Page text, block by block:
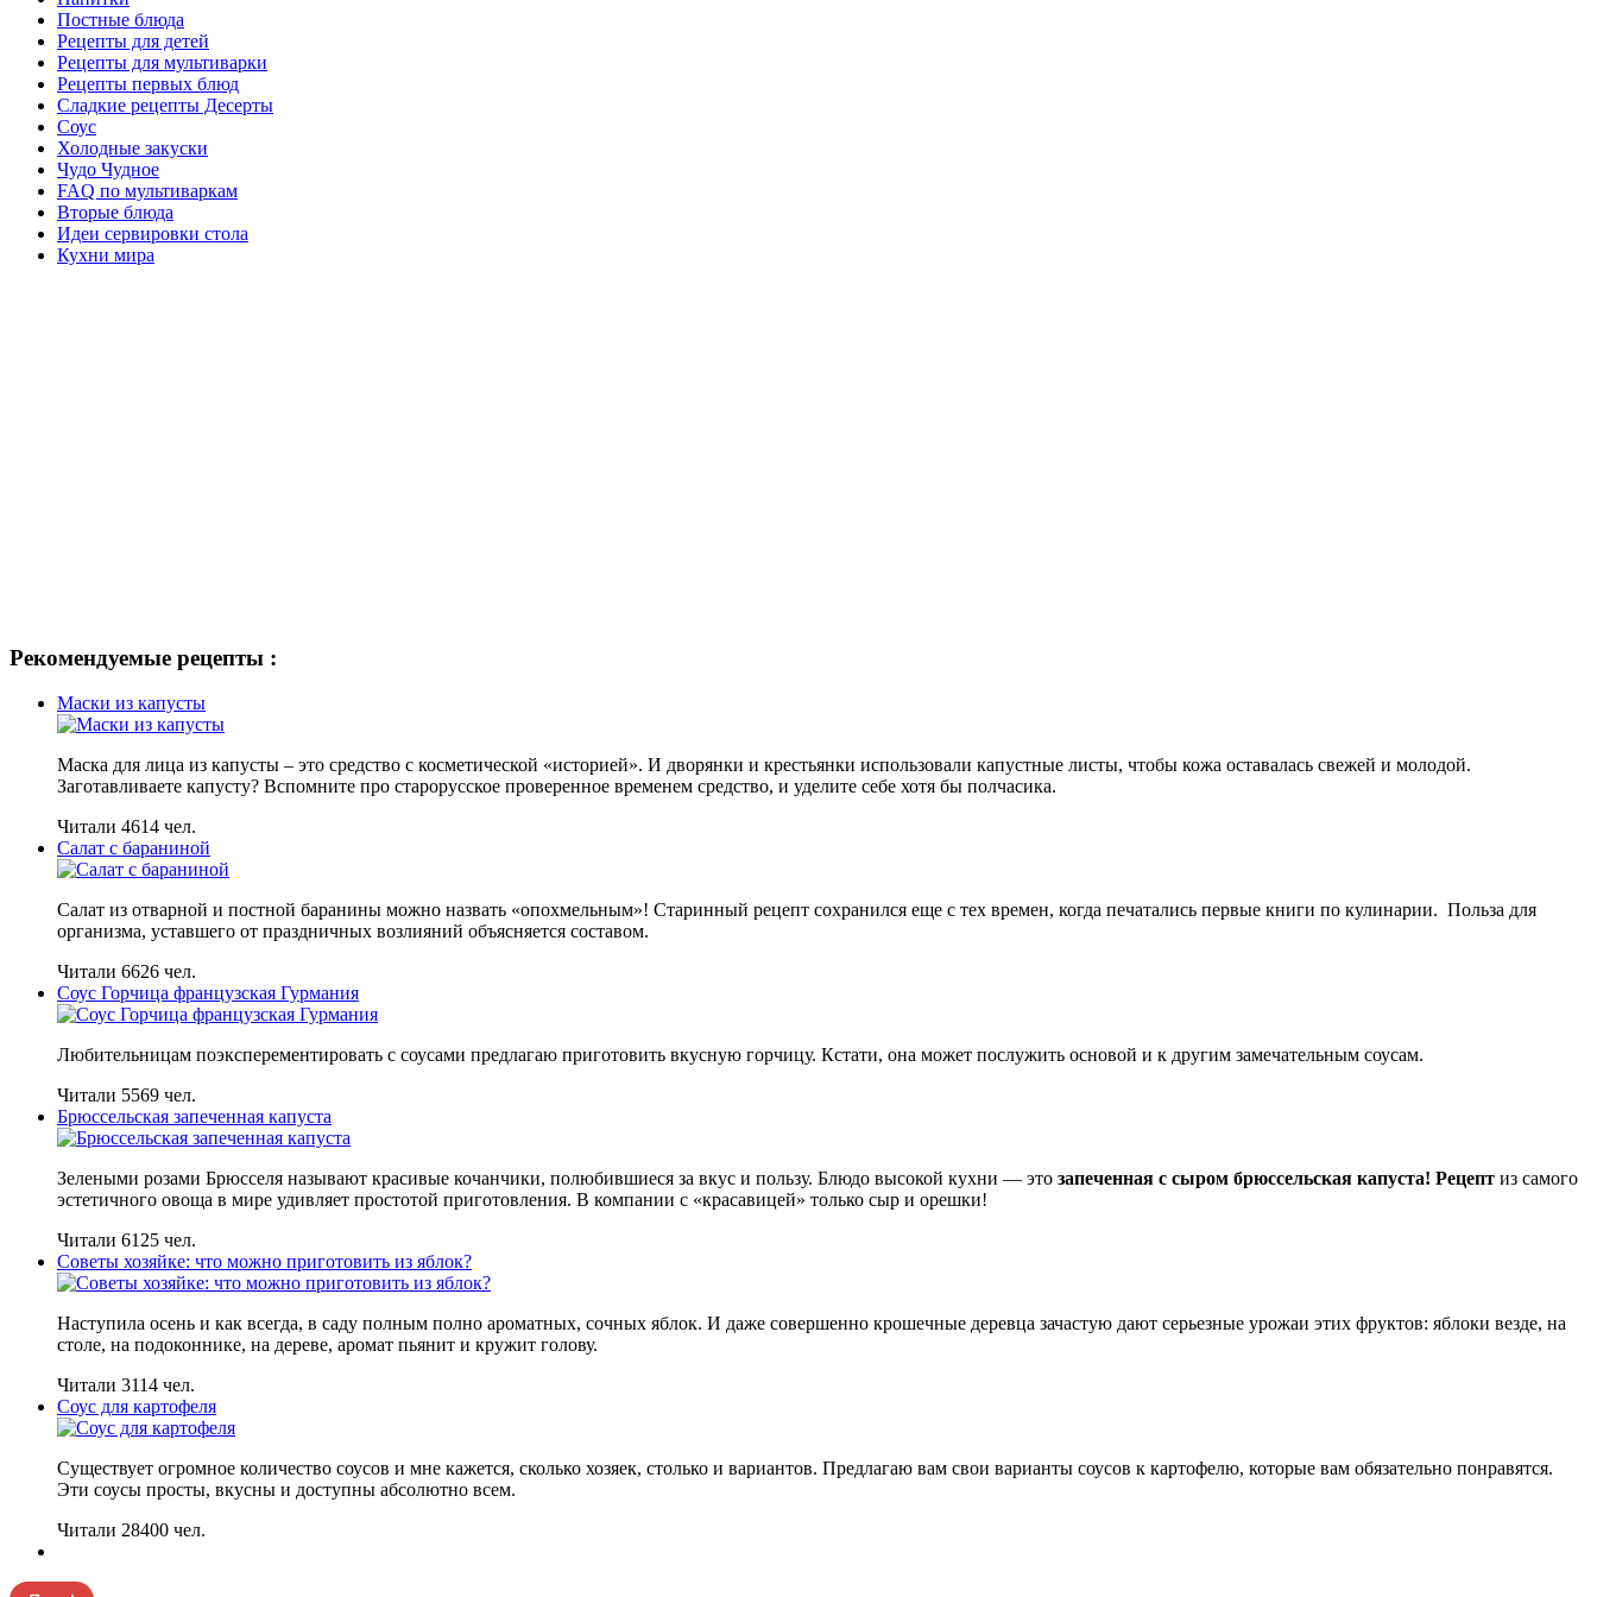
Постные блюда
Рецепты для детей
Рецепты для мультиварки
Рецепты первых блюд
Сладкие рецепты Десерты
Соус
Холодные закуски
Чудо Чудное
FAQ по мультиваркам
Вторые блюда
Идеи сервировки стола
Кухни мира
Рекомендуемые рецепты :
Маски из капусты
Маска для лица из капусты – это средство с косметической «историей». И дворянки и крестьянки использовали капустные листы, чтобы кожа оставалась свежей и молодой.
Заготавливаете капусту? Вспомните про старорусское проверенное временем средство, и уделите себе хотя бы полчасика.
Читали 4614 чел.
Салат с бараниной
Салат из отварной и постной баранины можно назвать «опохмельным»! Старинный рецепт сохранился еще с тех времен, когда печатались первые книги по кулинарии. Польза для
организма, уставшего от праздничных возлияний объясняется составом.
Читали 6626 чел.
Соус Горчица французская Гурмания
Любительницам поэксперементировать с соусами предлагаю приготовить вкусную горчицу. Кстати, она может послужить основой и к другим замечательным соусам.
Читали 5569 чел.
Брюссельская запеченная капуста
Зелеными розами Брюсселя называют красивые кочанчики, полюбившиеся за вкус и пользу. Блюдо высокой кухни — это запеченная с сыром брюссельская капуста! Рецепт из самого
эстетичного овоща в мире удивляет простотой приготовления. В компании с «красавицей» только сыр и орешки!
Читали 6125 чел.
Советы хозяйке: что можно приготовить из яблок?
Наступила осень и как всегда, в саду полным полно ароматных, сочных яблок. И даже совершенно крошечные деревца зачастую дают серьезные урожаи этих фруктов: яблоки везде, на
столе, на подоконнике, на дереве, аромат пьянит и кружит голову.
Читали 3114 чел.
Соус для картофеля
Существует огромное количество соусов и мне кажется, сколько хозяек, столько и вариантов. Предлагаю вам свои варианты соусов к картофелю, которые вам обязательно понравятся.
Эти соусы просты, вкусны и доступны абсолютно всем.
Читали 28400 чел.